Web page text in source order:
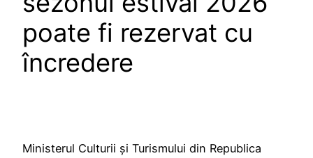
poate fi rezervat cu
încredere
Ministerul Culturii și Turismului din Republica